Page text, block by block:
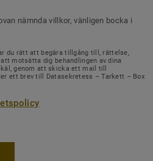
nämnda villkor, vänligen bocka i
du rätt att begära tillgång till, rättelse,
motsätta dig behandlingen av dina
genom att skicka ett mail till
ett brev till Datasekretess – Tarkett – Box